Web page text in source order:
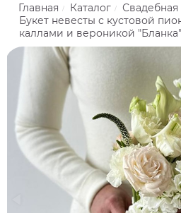
Главная Каталог
Букет невесты с кустовой
каллами и вероникой "Бланка"